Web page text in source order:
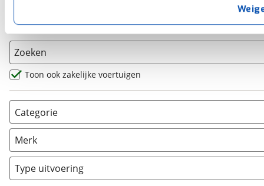
buiten onze website volgt – uiteraard op
. Als je weigert, plaatsen we alleen
kun je later altijd aanpassen via devoorkeurenpagina.
Basisgegevens
Zoeken
Toon ook zakelijke voertuigen
Categorie
AllRoad (0)
Chopper
Classic
Crosser (0)
Merk
Type uitvoering